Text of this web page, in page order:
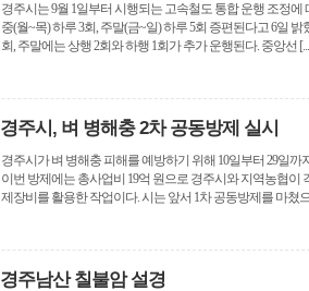
경주시는 9월 1일부터 시행되는 고속철도 통합 운행 조정
중(월~목) 하루 3회, 주말(금~일) 하루 5회 증편된다고 6일
회, 주말에는 상행 2회와 하행 1회가 추가 운행된다. 중앙선
경주시, 벼 병해충 2차 공동방제 실시
경주시가 벼 병해충 피해를 예방하기 위해 10일부터 29일
이번 방제에는 총사업비 19억 원으로 경주시와 지역농협이
제장비를 활용한 작업이다. 시는 앞서 1차 공동방제를 마쳤으
경주남산 칠불암 설경